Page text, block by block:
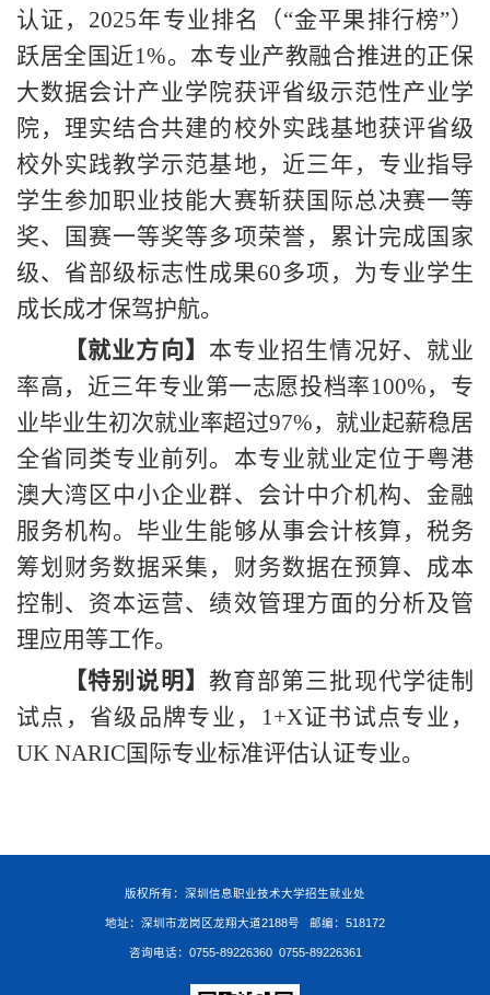
认证，2025年专业排名（“金平果排行榜”）
跃居全国近1%。本专业产教融合推进的正保
大数据会计产业学院获评省级示范性产业学
院，理实结合共建的校外实践基地获评省级
校外实践教学示范基地，近三年，专业指导
学生参加职业技能大赛斩获国际总决赛一等
奖、国赛一等奖等多项荣誉，累计完成国家
级、省部级标志性成果60多项，为专业学生
成长成才保驾护航。
【就业方向】 本专业招生情况好、就业
率高，近三年专业第一志愿投档率100%，专
业毕业生初次就业率超过97%，就业起薪稳居
全省同类专业前列。本专业就业定位于粤港
澳大湾区中小企业群、会计中介机构、金融
服务机构。毕业生能够从事会计核算，税务
筹划财务数据采集，财务数据在预算、成本
控制、资本运营、绩效管理方面的分析及管
理应用等工作。
【特别说明】 教育部第三批现代学徒制
试点，省级品牌专业，
1+X证书试点专业，
UK NARIC国际专业标准评估认证专业。
版权所有：深圳信息职业技术大学招生就业处
地址：深圳市龙岗区龙翔大道2188号 邮编：518172
咨询电话：0755-89226360 0755-89226361